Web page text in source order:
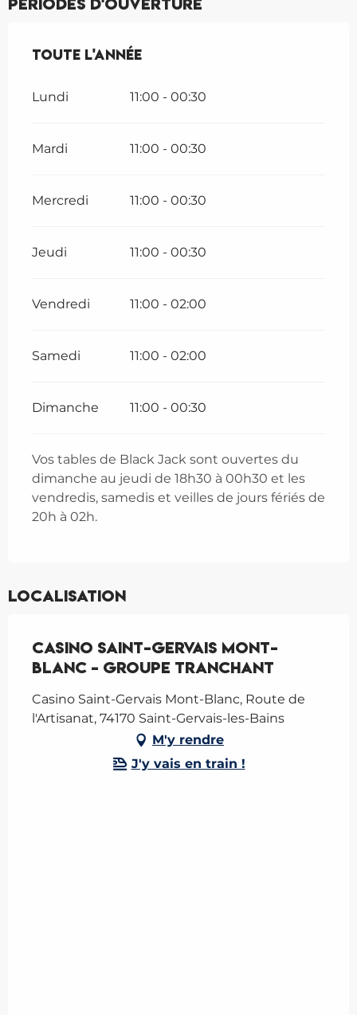
Périodes d'ouverture
Toute l'année
Toute l'année
Lundi 11:00 - 00:30
Mardi 11:00 - 00:30
Mercredi 11:00 - 00:30
Jeudi 11:00 - 00:30
Vendredi 11:00 - 02:00
Samedi 11:00 - 02:00
Dimanche 11:00 - 00:30
Vos tables de Black Jack sont ouvertes du
dimanche au jeudi de 18h30 à 00h30 et les
vendredis, samedis et veilles de jours fériés de
20h à 02h.
Localisation
Casino Saint-Gervais Mont-
Blanc - Groupe Tranchant
Casino Saint-Gervais Mont-Blanc, Route de
l'Artisanat, 74170 Saint-Gervais-les-Bains
M'y rendre
J'y vais en train !